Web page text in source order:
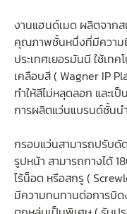
งานแฮนด์เมด ผลิตจาก
คุณภาพชั้นหนึ่งที่มีความ
ประเทศเยอรมันนี ใช้เทค
เคลือบสี ( Wagner IP
ทำให้สีไม่หลุดลอก และเ
การผลิตแว่นแบรนด์ชั้นน
กรอบแว่นสามารถปรับดั
รูปหน้า สามารถกางได้
ไร้น็อต หรือสกรู (
มีความทนทานต่อการบิ